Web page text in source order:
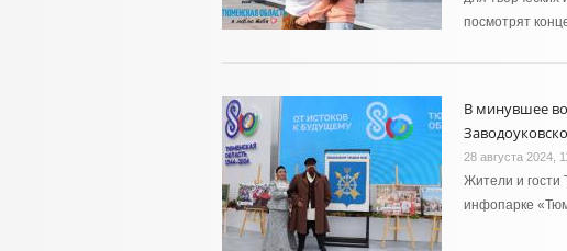
посмотрят
В минувшее
28 августа 2024,
Жители и гости
инфопарке